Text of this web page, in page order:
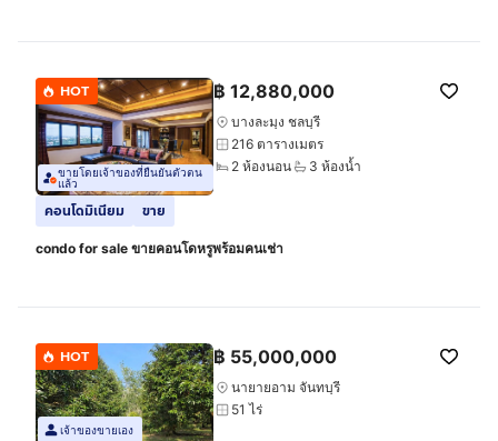
HOT
ขายโดยเจ้าของที่ยืนยันตัวตน
แล้ว
฿ 12,880,000
บางละมุง ชลบุรี
216 ตารางเมตร
2 ห้องนอน
3 ห้องน้ำ
คอนโดมิเนียม ขาย
condo for sale ขายคอนโดหรูพร้อมคนเช่า
HOT
เจ้าของขายเอง
฿ 55,000,000
นายายอาม จันทบุรี
51 ไร่